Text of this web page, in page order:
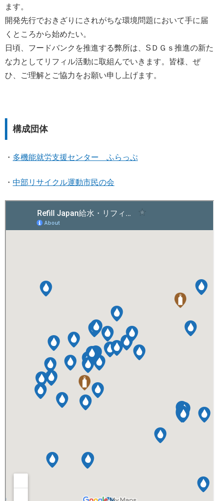
ます。
開発先行でおきざりにされがちな環境問題において手に届
くところから始めたい。
日頃、フードバンクを推進する弊所は、SＤＧｓ推進の新た
な力としてリフィル活動に取組んでいきます。皆様、ぜ
ひ、ご理解とご協力をお願い申し上げます。
構成団体
・ 多機能就労支援センター ふらっぷ
・ 中部リサイクル運動市民の会